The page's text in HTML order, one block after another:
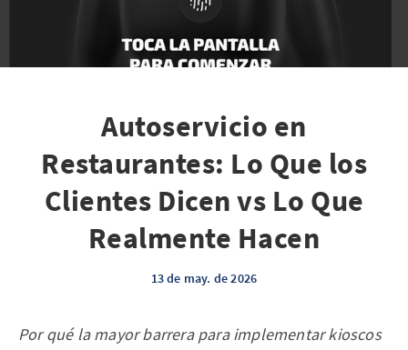
Autoservicio en
Restaurantes: Lo Que los
Clientes Dicen vs Lo Que
Realmente Hacen
13 de may. de 2026
Por qué la mayor barrera para implementar kioscos